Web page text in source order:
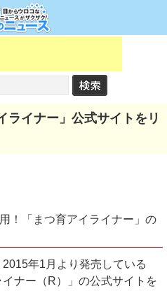
ライナー」公式サイトをリ
！「まつ育アイライナー」の
年1月より発売している
ナー（R）」の公式サイトを